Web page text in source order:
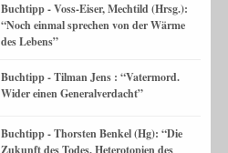
Buchtipp - Voss-Eiser, Mechtild (Hrsg.):
“Noch einmal sprechen von der Wärme
des Lebens”
Buchtipp - Tilman Jens : “Vatermord.
Wider einen Generalverdacht”
Buchtipp - Thorsten Benkel (Hg): “Die
Zukunft des Todes. Heterotopien des